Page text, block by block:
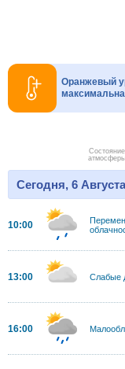
Оранжевый
Состояние
атмосферы
Сегодня, 6 Августа
10:00
13:00 Слабые
16:00